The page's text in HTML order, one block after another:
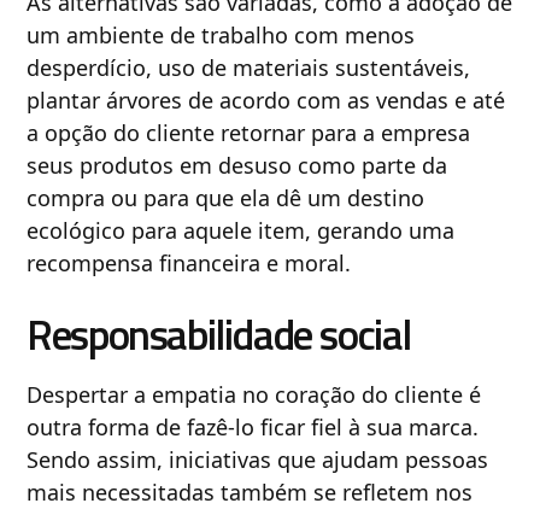
um ambiente de trabalho com menos
desperdício, uso de materiais sustentáveis,
plantar árvores de acordo com as vendas e até
a opção do cliente retornar para a empresa
seus produtos em desuso como parte da
compra ou para que ela dê um destino
ecológico para aquele item, gerando uma
recompensa financeira e moral.
Responsabilidade social
Despertar a empatia no coração do cliente é
outra forma de fazê-lo ficar fiel à sua marca.
Sendo assim, iniciativas que ajudam pessoas
mais necessitadas também se refletem nos